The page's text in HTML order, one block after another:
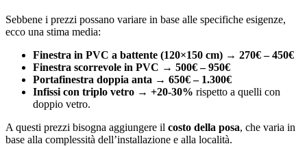
Sebbene i prezzi possano variare in base alle specifiche esigenze,
ecco una stima media:
Finestra in PVC a battente (120×150 cm) → 270€ – 450€
Finestra scorrevole in PVC → 500€ – 950€
Portafinestra doppia anta → 650€ – 1.300€
Infissi con triplo vetro → +20-30% rispetto a quelli con
doppio vetro.
A questi prezzi bisogna aggiungere il costo della posa, che varia in
base alla complessità dell’installazione e alla località.